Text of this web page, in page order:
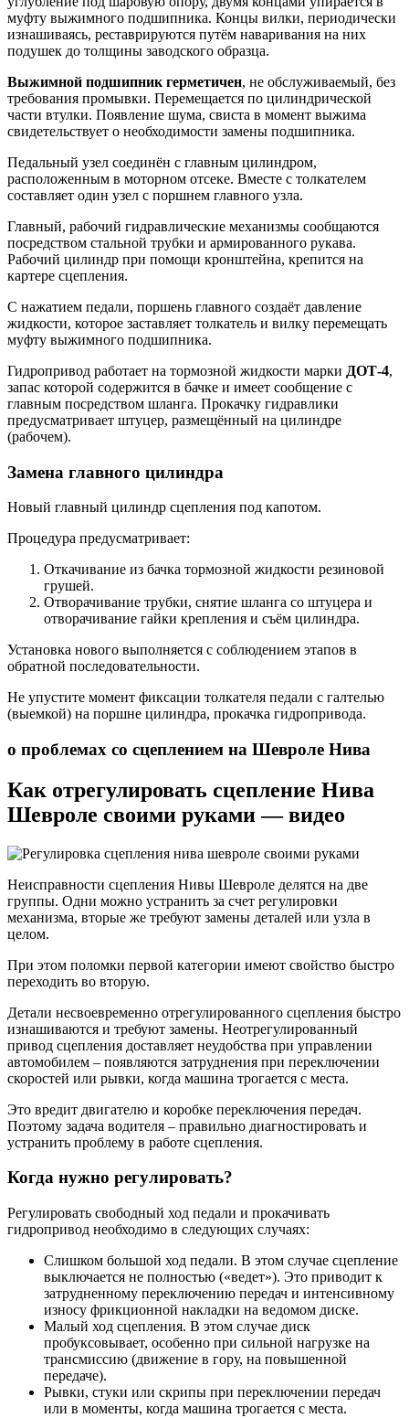
муфту выжимного подшипника. Концы вилки, периодически
изнашиваясь, реставрируются путём наваривания на них
подушек до толщины заводского образца.
Выжимной подшипник герметичен, не обслуживаемый, без
требования промывки. Перемещается по цилиндрической
части втулки. Появление шума, свиста в момент выжима
свидетельствует о необходимости замены подшипника.
Педальный узел соединён с главным цилиндром,
расположенным в моторном отсеке. Вместе с толкателем
составляет один узел с поршнем главного узла.
Главный, рабочий гидравлические механизмы сообщаются
посредством стальной трубки и армированного рукава.
Рабочий цилиндр при помощи кронштейна, крепится на
картере сцепления.
С нажатием педали, поршень главного создаёт давление
жидкости, которое заставляет толкатель и вилку перемещать
муфту выжимного подшипника.
Гидропривод работает на тормозной жидкости марки ДОТ-4,
запас которой содержится в бачке и имеет сообщение с
главным посредством шланга. Прокачку гидравлики
предусматривает штуцер, размещённый на цилиндре
(рабочем).
Замена главного цилиндра
Новый главный цилиндр сцепления под капотом.
Процедура предусматривает:
Откачивание из бачка тормозной жидкости резиновой
грушей.
Отворачивание трубки, снятие шланга со штуцера и
отворачивание гайки крепления и съём цилиндра.
Установка нового выполняется с соблюдением этапов в
обратной последовательности.
Не упустите момент фиксации толкателя педали с галтелью
(выемкой) на поршне цилиндра, прокачка гидропривода.
о проблемах со сцеплением на Шевроле Нива
Как отрегулировать сцепление Нива
Шевроле своими руками — видео
Неисправности сцепления Нивы Шевроле делятся на две
группы. Одни можно устранить за счет регулировки
механизма, вторые же требуют замены деталей или узла в
целом.
При этом поломки первой категории имеют свойство быстро
переходить во вторую.
Детали несвоевременно отрегулированного сцепления быстро
изнашиваются и требуют замены. Неотрегулированный
привод сцепления доставляет неудобства при управлении
автомобилем – появляются затруднения при переключении
скоростей или рывки, когда машина трогается с места.
Это вредит двигателю и коробке переключения передач.
Поэтому задача водителя – правильно диагностировать и
устранить проблему в работе сцепления.
Когда нужно регулировать?
Регулировать свободный ход педали и прокачивать
гидропривод необходимо в следующих случаях:
Слишком большой ход педали. В этом случае сцепление
выключается не полностью («ведет»). Это приводит к
затрудненному переключению передач и интенсивному
износу фрикционной накладки на ведомом диске.
Малый ход сцепления. В этом случае диск
пробуксовывает, особенно при сильной нагрузке на
трансмиссию (движение в гору, на повышенной
передаче).
Рывки, стуки или скрипы при переключении передач
или в моменты, когда машина трогается с места.